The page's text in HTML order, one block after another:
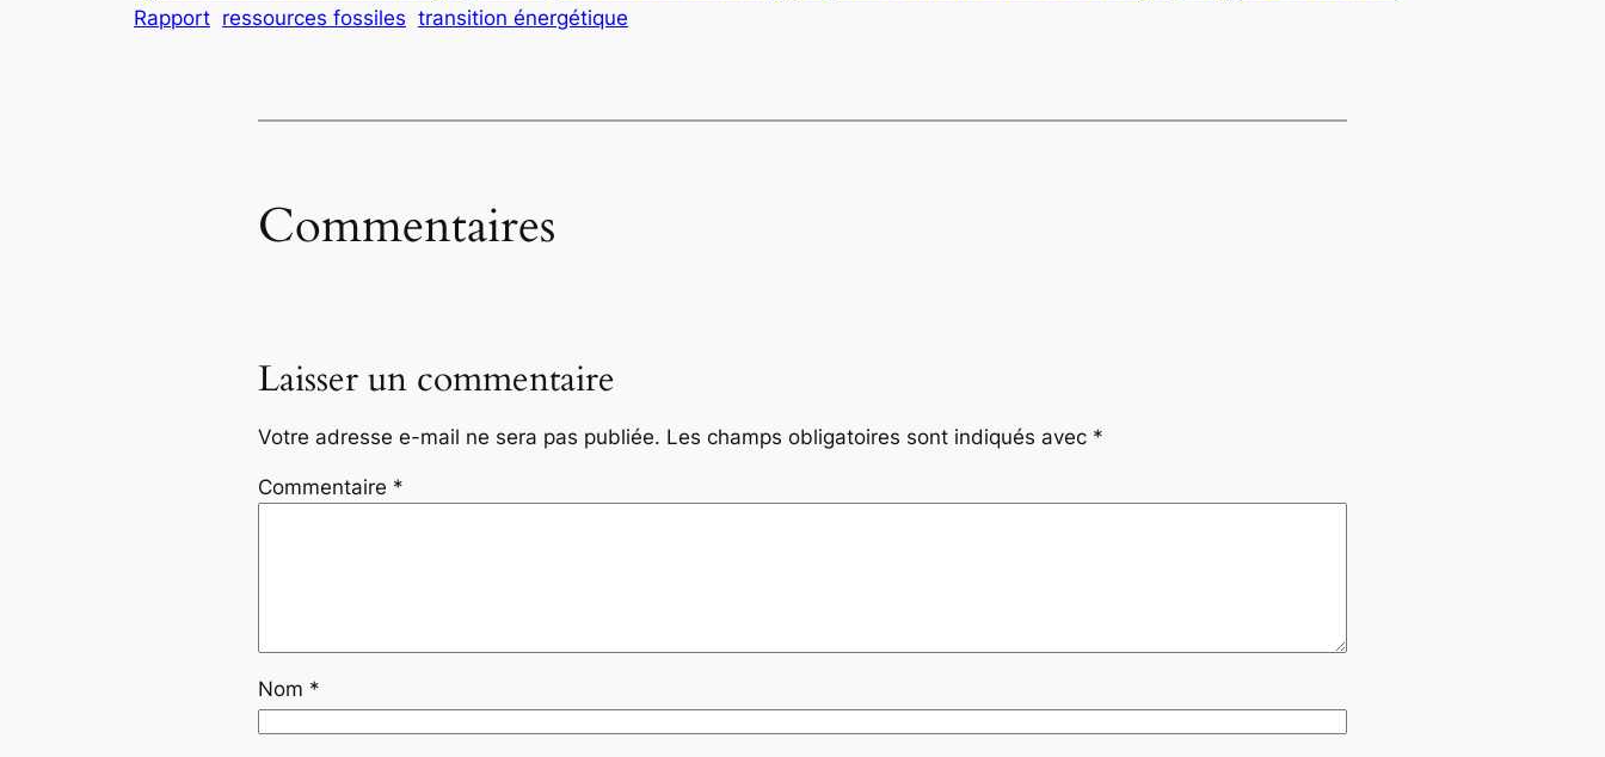
Rapport ressources fossiles transition énergétique
Commentaires
Laisser un commentaire
Votre adresse e-mail ne sera pas publiée. Les champs obligatoires sont indiqués avec *
Commentaire *
Nom *